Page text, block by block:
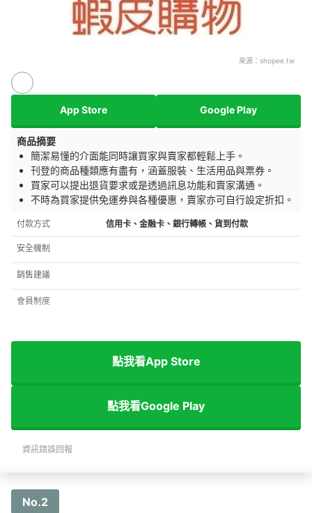
來源： shopee.tw
App Store Google Play
商品摘要
簡潔易懂的介面能同時讓買家與賣家都輕鬆上手。
刊登的商品種類應有盡有，涵蓋服裝、生活用品與票券。
買家可以提出退貨要求或是透過訊息功能和賣家溝通。
不時為買家提供免運券與各種優惠，賣家亦可自行設定折扣。
付款方式 信用卡、金融卡、銀行轉帳、貨到付款
安全機制
銷售建議
會員制度
點我看App Store
點我看Google Play
資訊錯誤回報
No.2